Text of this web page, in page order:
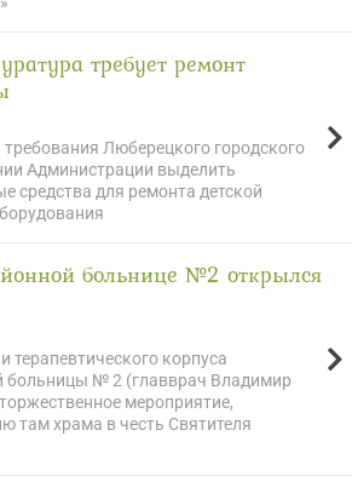
требует ремонт
Люберецкого городского
Администрации выделить
средства для ремонта детской
больнице №2 открылся
терапевтического корпуса
больницы № 2 (главврач Владимир
мероприятие,
там храма в честь Святителя